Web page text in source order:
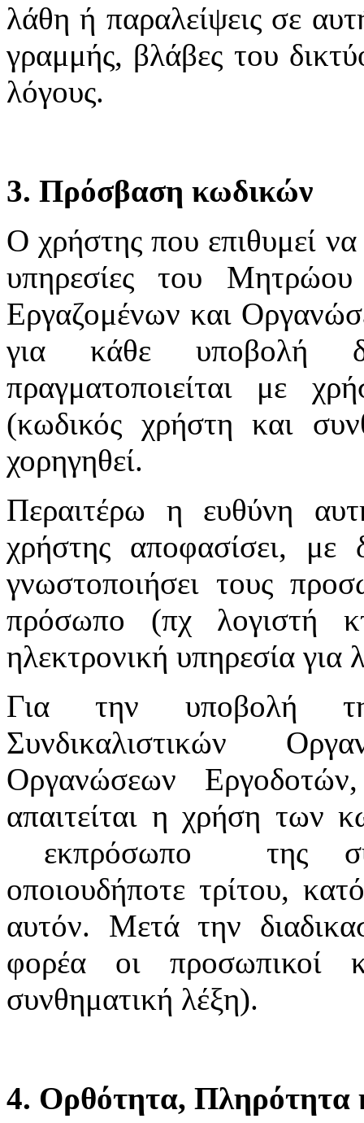
λάθη ή παραλείψεις σε
γραμμής, βλάβες του
λόγους.
3. Πρόσβαση κωδικών
Ο χρήστης που επιθυμεί να
υπηρεσίες του Μητρώου
Εργαζομένων και
για κάθε υποβολή
πραγματοποιείται με
(κωδικός χρήστη και
χορηγηθεί.
Περαιτέρω η ευθύνη
χρήστης αποφασίσει, με
γνωστοποιήσει τους
πρόσωπο (πχ λογιστή
ηλεκτρονική υπηρεσία για
Για την υποβολή
Συνδικαλιστικών
Οργανώσεων
απαιτείται η χρήση των
εκπρόσωπο της
οποιουδήποτε τρίτου,
αυτόν. Μετά την
φορέα οι προσωπικοί
συνθηματική λέξη).
4. Ορθότητα, Πληρότητα